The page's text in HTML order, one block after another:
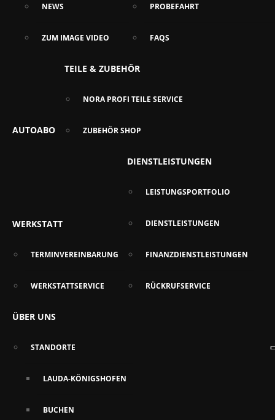
NEWS
ZUM IMAGE VIDEO
PROBEFAHRT
FAQS
AUTOABO
TEILE & ZUBEHÖR
NORA PROFI TEILE SERVICE
ZUBEHÖR SHOP
WERKSTATT
TERMINVEREINBARUNG
WERKSTATTSERVICE
DIENSTLEISTUNGEN
LEISTUNGSPORTFOLIO
DIENSTLEISTUNGEN
FINANZDIENSTLEISTUNGEN
RÜCKRUFSERVICE
ÜBER UNS
STANDORTE
LAUDA-KÖNIGSHOFEN
BUCHEN